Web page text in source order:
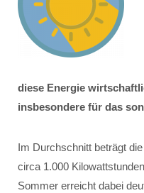
diese Energie
insbesondere für das
Im Durchschnitt beträgt
circa 1.000
Sommer erreicht dabei